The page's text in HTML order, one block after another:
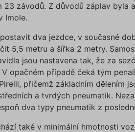
23 závodů. Z důvodů záplav byla
Imole.
dva jezdce, v současné
5,5 metru a šířka 2 metry.
jsou nastavena tak, že za
opačném případě čeká tým
přičemž základním dělením
a tvrdých pneumatik.
dva typy pneumatik z
také v minimální hmotnosti
testing
utm_campaign